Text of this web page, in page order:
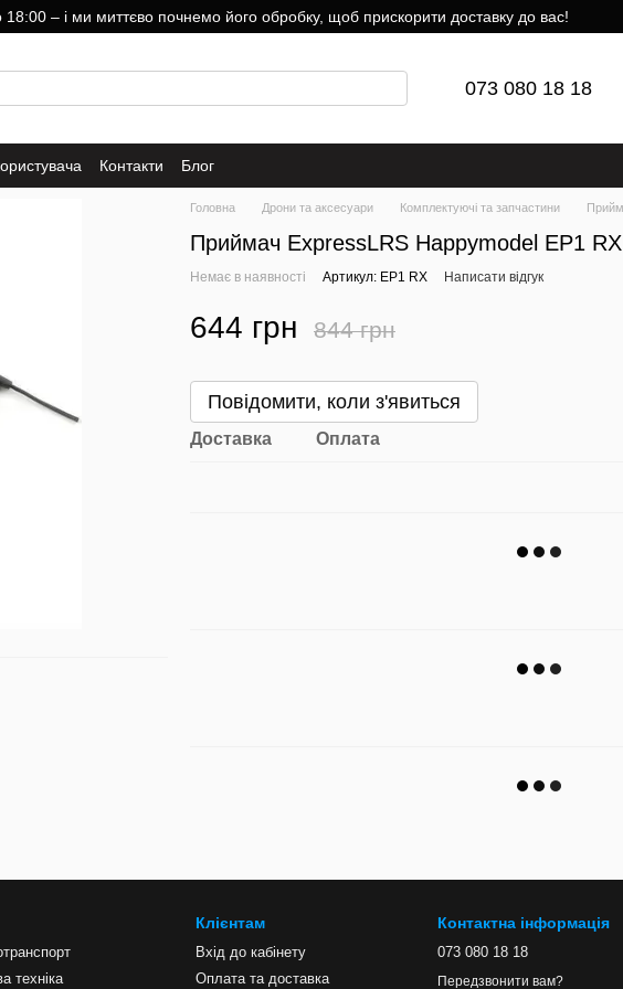
– і ми миттєво почнемо його обробку, щоб прискорити доставку до вас!
073 080 18 18
Контакти Блог
Головна Дрони та аксесуари Комплектуючі та запчастини
Приймач ExpressLRS Happymodel EP1
Немає в наявності Артикул: EP1 RX Написати відгук
644 грн 844 грн
Повідомити, коли з'явиться
Доставка Оплата
техніка
Клієнтам
Вхід до кабінету
Оплата та доставка
Контактна інформація
073 080 18 18
Передзвонити вам?